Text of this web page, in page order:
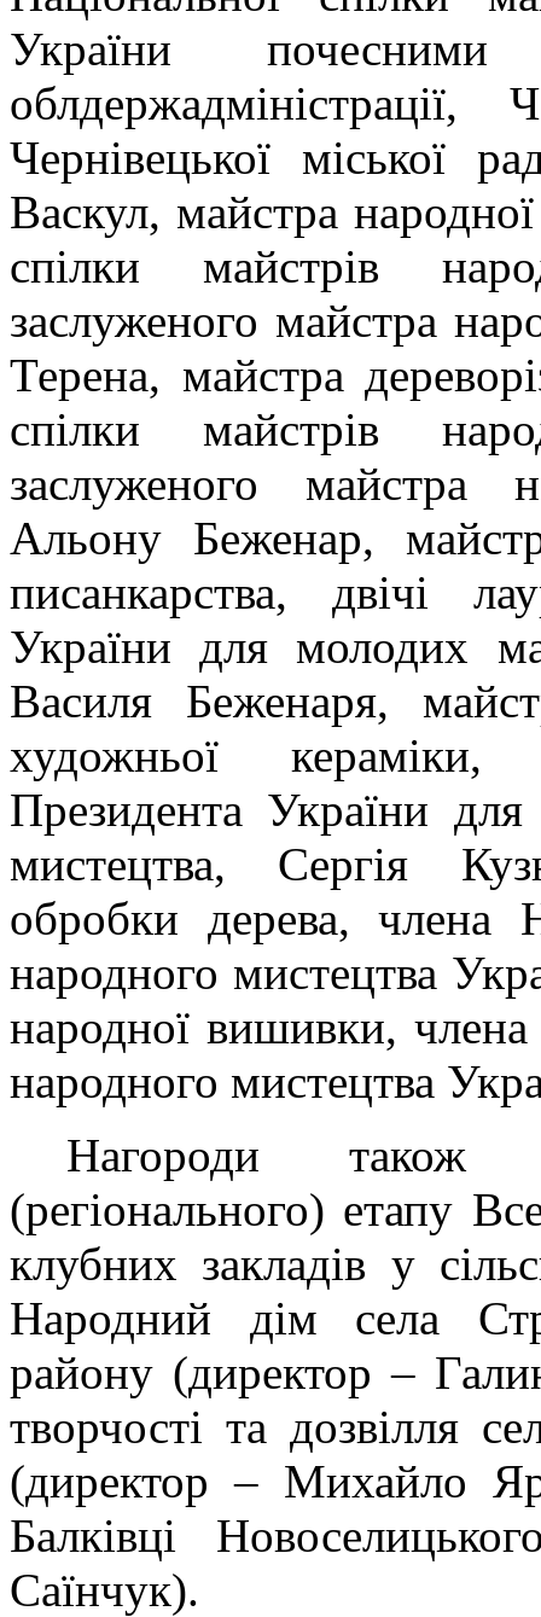
України почесними
облдержадміністрації,
Чернівецької міської
Васкул, майстра
спілки майстрів
заслуженого майстра
Терена, майстра
спілки майстрів
заслуженого майстра
Альону Беженар,
писанкарства, двічі
України для молодих
Василя Беженаря,
художньої кераміки,
Президента України
мистецтва, Сергія
обробки дерева, члена
народного мистецтва
народної вишивки, члена
народного мистецтва
Нагороди також
(регіонального) етапу
клубних закладів у
Народний дім села
району (директор –
творчості та дозвілля
(директор – Михайло
Балківці
Саїнчук).